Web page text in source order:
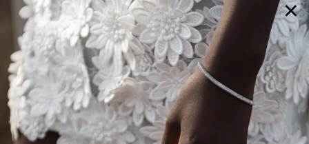
×
GALERIE SELECTION BRAUTMODE SHOP IT JOURNAL
Array ( [0] => extra_args [1] => Array ( [post__not_in] =>
Array ( [0] => 101944 ) ) )